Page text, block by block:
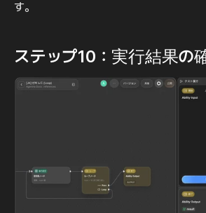
す。
ステップ10：実行結果の